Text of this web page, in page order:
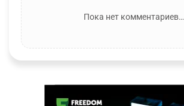
Пока нет комментариев…